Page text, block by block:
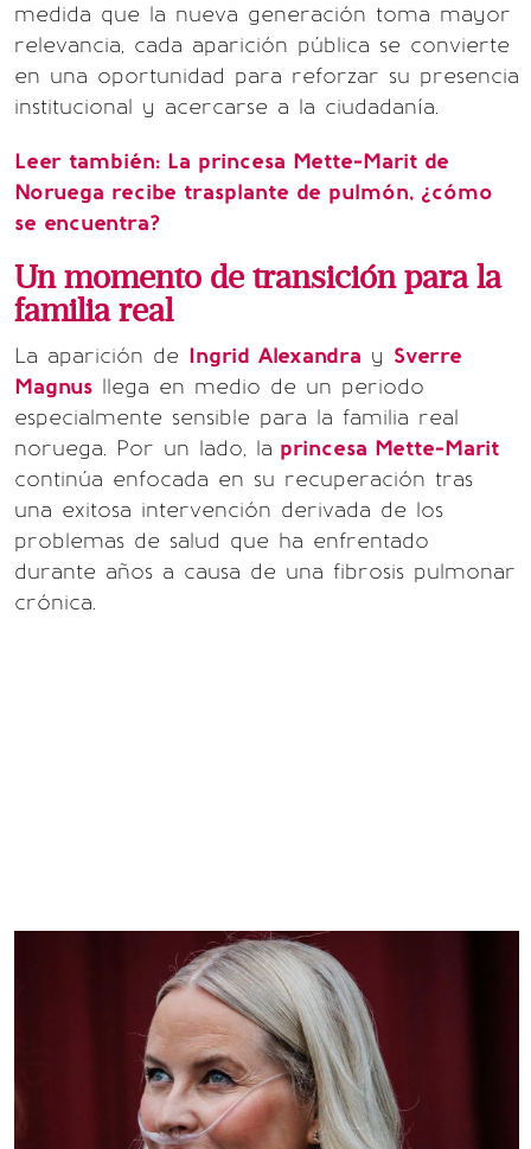
medida que la nueva generación toma mayor
relevancia, cada aparición pública se convierte
en una oportunidad para reforzar su presencia
institucional y acercarse a la ciudadanía.
Leer también: La princesa Mette-Marit de
Noruega recibe trasplante de pulmón, ¿cómo
se encuentra?
Un momento de transición para la
familia real
La aparición de Ingrid Alexandra y Sverre
Magnus llega en medio de un periodo
especialmente sensible para la familia real
noruega. Por un lado, la princesa Mette-Marit
continúa enfocada en su recuperación tras
una exitosa intervención derivada de los
problemas de salud que ha enfrentado
durante años a causa de una fibrosis pulmonar
crónica.